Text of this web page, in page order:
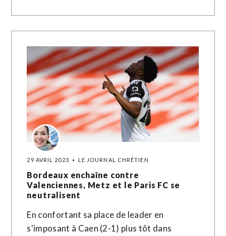
29 AVRIL 2023 LE JOURNAL CHRÉTIEN
Bordeaux enchaîne contre
Valenciennes, Metz et le Paris FC se
neutralisent
En confortant sa place de leader en
s'imposant à Caen (2-1) plus tôt dans